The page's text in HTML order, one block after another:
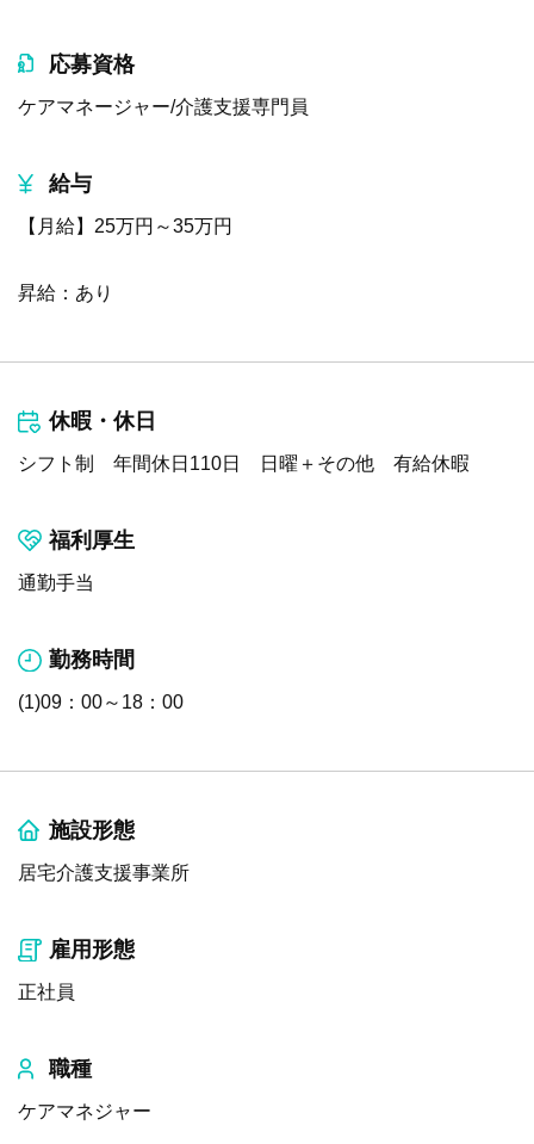
応募資格
ケアマネージャー/介護支援専門員
給与
【月給】25万円～35万円
昇給：あり
休暇・休日
シフト制 年間休日110日 日曜＋その他 有給休暇
福利厚生
通勤手当
勤務時間
(1)09：00～18：00
施設形態
居宅介護支援事業所
雇用形態
正社員
職種
ケアマネジャー